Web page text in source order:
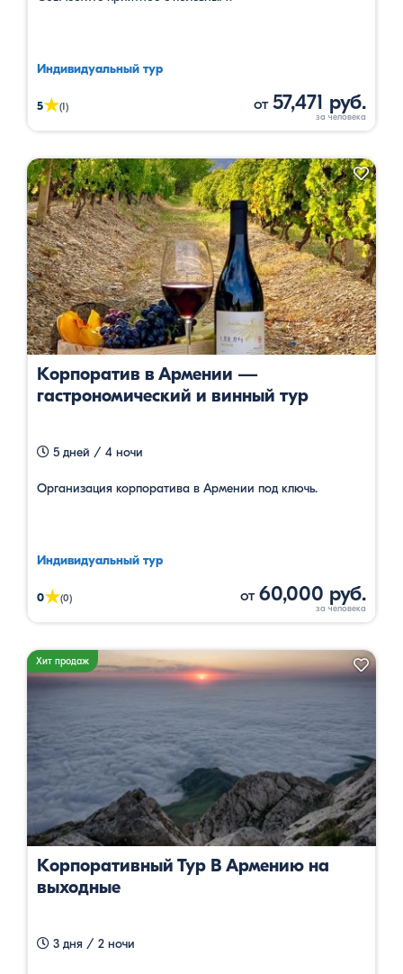
Индивидуальный тур
5★(1) от 57,471 руб.
Корпоратив в Армении —
гастрономический и винный тур
5 дней / 4 ночи
Организация корпоратива в Армении под ключь.
Индивидуальный тур
0★(0) от 60,000 руб.
Хит продаж
Корпоративный Тур В Армению на
выходные
3 дня / 2 ночи